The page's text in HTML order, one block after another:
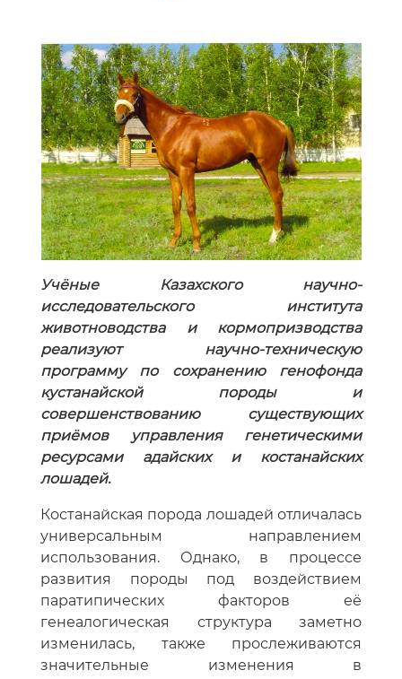
Учёные Казахского научно-
исследовательского института
животноводства и кормопризводства
реализуют научно-техническую
программу по сохранению генофонда
кустанайской породы и
совершенствованию существующих
приёмов управления генетическими
ресурсами адайских и костанайских
лошадей.
Костанайская порода лошадей отличалась
универсальным направлением
использования. Однако, в процессе
развития породы под воздействием
паратипических факторов её
генеалогическая структура заметно
изменилась, также прослеживаются
значительные изменения в